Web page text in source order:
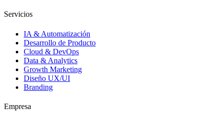
Servicios
IA & Automatización
Desarrollo de Producto
Cloud & DevOps
Data & Analytics
Growth Marketing
Diseño UX/UI
Branding
Empresa